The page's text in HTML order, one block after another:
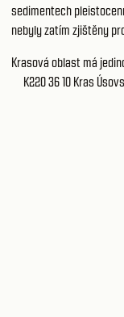
sedimentech
nebyly zatím zjištěny
Krasová oblast má
K220 36 10 Kras